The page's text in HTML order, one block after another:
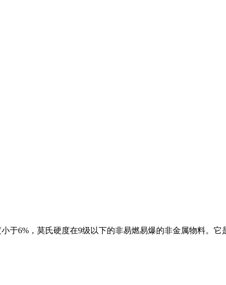
6%，莫氏硬度在9级以下的非易燃易爆的非金属物料。它